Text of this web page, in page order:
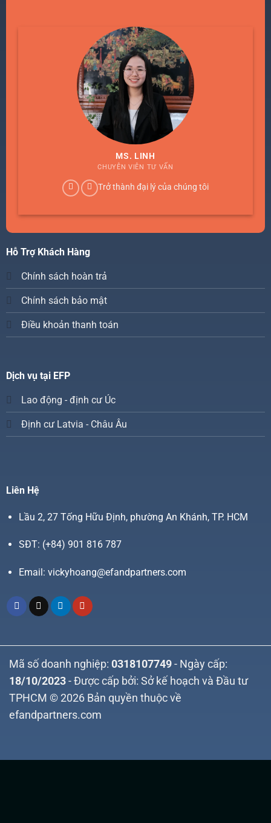
MS. LINH
CHUYÊN VIÊN TƯ VẤN
Trở thành đại lý của chúng tôi
Hỗ Trợ Khách Hàng
Chính sách hoàn trả
Chính sách bảo mật
Điều khoản thanh toán
Dịch vụ tại EFP
Lao động - định cư Úc
Định cư Latvia - Châu Âu
Liên Hệ
Lầu 2, 27 Tống Hữu Định, phường An Khánh, TP. HCM
SĐT: (+84) 901 816 787
Email: vickyhoang@efandpartners.com
Mã số doanh nghiệp: 0318107749 - Ngày cấp:
18/10/2023 - Được cấp bởi: Sở kế hoạch và Đầu tư
TPHCM © 2026 Bản quyền thuộc về
efandpartners.com